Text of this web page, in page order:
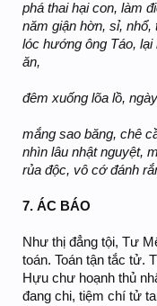
phá thai hại con, làm
năm giận hờn, sỉ,
lóc hướng ông Táo,
ăn,
đêm xuống lõa lồ,
mắng sao băng, chê
nhìn lâu nhật nguyệt,
rủa độc, vô cớ đánh
7. ÁC BÁO
Như thị đẳng tội, Tư
toán. Toán tận tắc tử.
Hựu chư hoạnh thủ
đang chi, tiệm chí tử